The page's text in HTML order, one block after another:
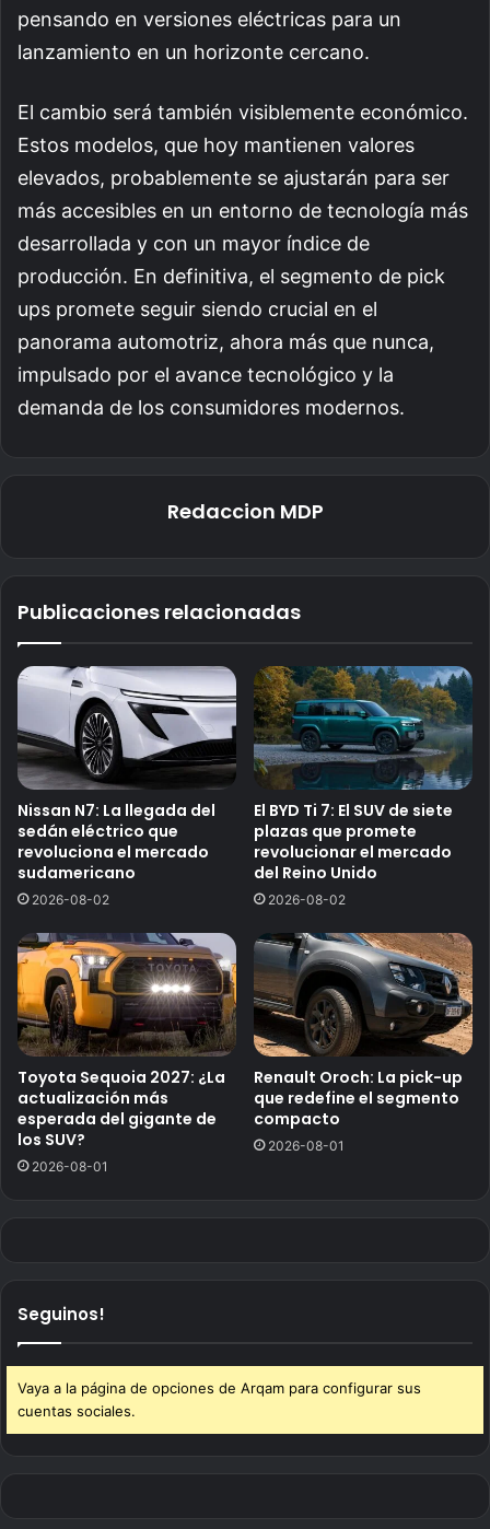
pensando en versiones eléctricas para un
lanzamiento en un horizonte cercano.
El cambio será también visiblemente económico.
Estos modelos, que hoy mantienen valores
elevados, probablemente se ajustarán para ser
más accesibles en un entorno de tecnología más
desarrollada y con un mayor índice de
producción. En definitiva, el segmento de pick
ups promete seguir siendo crucial en el
panorama automotriz, ahora más que nunca,
impulsado por el avance tecnológico y la
demanda de los consumidores modernos.
Redaccion MDP
Publicaciones relacionadas
Nissan N7: La llegada del
sedán eléctrico que
revoluciona el mercado
sudamericano
2026-08-02
El BYD Ti 7: El SUV de siete
plazas que promete
revolucionar el mercado
del Reino Unido
2026-08-02
Toyota Sequoia 2027: ¿La
actualización más
esperada del gigante de
los SUV?
2026-08-01
Renault Oroch: La pick-up
que redefine el segmento
compacto
2026-08-01
Seguinos!
Vaya a la página de opciones de Arqam para configurar sus
cuentas sociales.